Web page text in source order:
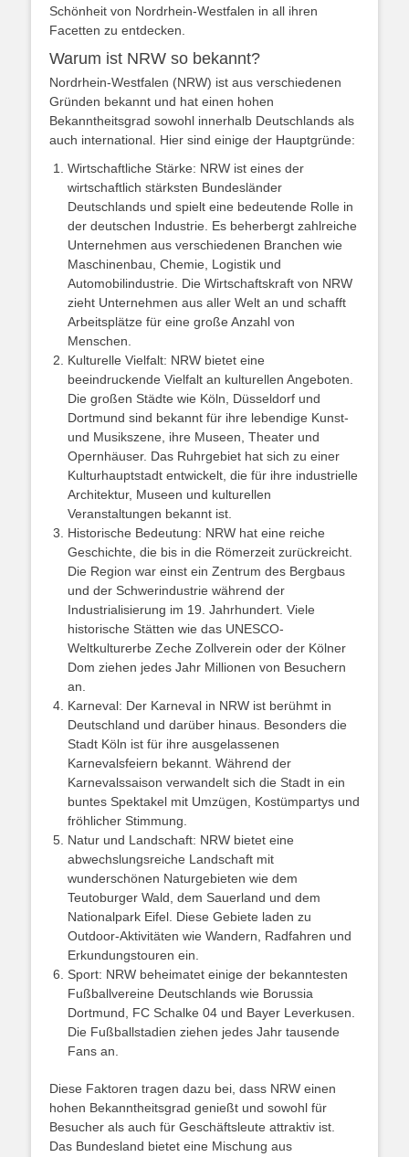
Schönheit von Nordrhein-Westfalen in all ihren
Facetten zu entdecken.
Warum ist NRW so bekannt?
Nordrhein-Westfalen (NRW) ist aus verschiedenen
Gründen bekannt und hat einen hohen
Bekanntheitsgrad sowohl innerhalb Deutschlands als
auch international. Hier sind einige der Hauptgründe:
Wirtschaftliche Stärke: NRW ist eines der
wirtschaftlich stärksten Bundesländer
Deutschlands und spielt eine bedeutende Rolle in
der deutschen Industrie. Es beherbergt zahlreiche
Unternehmen aus verschiedenen Branchen wie
Maschinenbau, Chemie, Logistik und
Automobilindustrie. Die Wirtschaftskraft von NRW
zieht Unternehmen aus aller Welt an und schafft
Arbeitsplätze für eine große Anzahl von
Menschen.
Kulturelle Vielfalt: NRW bietet eine
beeindruckende Vielfalt an kulturellen Angeboten.
Die großen Städte wie Köln, Düsseldorf und
Dortmund sind bekannt für ihre lebendige Kunst-
und Musikszene, ihre Museen, Theater und
Opernhäuser. Das Ruhrgebiet hat sich zu einer
Kulturhauptstadt entwickelt, die für ihre industrielle
Architektur, Museen und kulturellen
Veranstaltungen bekannt ist.
Historische Bedeutung: NRW hat eine reiche
Geschichte, die bis in die Römerzeit zurückreicht.
Die Region war einst ein Zentrum des Bergbaus
und der Schwerindustrie während der
Industrialisierung im 19. Jahrhundert. Viele
historische Stätten wie das UNESCO-
Weltkulturerbe Zeche Zollverein oder der Kölner
Dom ziehen jedes Jahr Millionen von Besuchern
an.
Karneval: Der Karneval in NRW ist berühmt in
Deutschland und darüber hinaus. Besonders die
Stadt Köln ist für ihre ausgelassenen
Karnevalsfeiern bekannt. Während der
Karnevalssaison verwandelt sich die Stadt in ein
buntes Spektakel mit Umzügen, Kostümpartys und
fröhlicher Stimmung.
Natur und Landschaft: NRW bietet eine
abwechslungsreiche Landschaft mit
wunderschönen Naturgebieten wie dem
Teutoburger Wald, dem Sauerland und dem
Nationalpark Eifel. Diese Gebiete laden zu
Outdoor-Aktivitäten wie Wandern, Radfahren und
Erkundungstouren ein.
Sport: NRW beheimatet einige der bekanntesten
Fußballvereine Deutschlands wie Borussia
Dortmund, FC Schalke 04 und Bayer Leverkusen.
Die Fußballstadien ziehen jedes Jahr tausende
Fans an.
Diese Faktoren tragen dazu bei, dass NRW einen
hohen Bekanntheitsgrad genießt und sowohl für
Besucher als auch für Geschäftsleute attraktiv ist.
Das Bundesland bietet eine Mischung aus